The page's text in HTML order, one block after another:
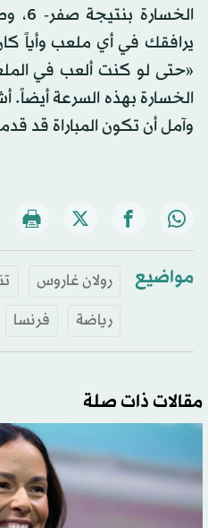
يرافقك في أي ملعب وأياً
الخسارة بهذه السرعة أيضاً.
وآمل أن تكون المباراة قد
مواضيع رولان غاروس
رياضة
فرنسا
مقالات ذات صلة